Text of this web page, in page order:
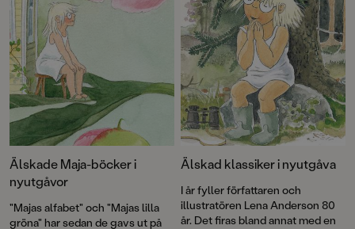
Älskade Maja-böcker i
nyutgåvor
"Majas alfabet" och "Majas lilla
gröna" har sedan de gavs ut på
Älskad klassiker i nyutgåva
I år fyller författaren och
illustratören Lena Anderson 80
år. Det firas bland annat med en